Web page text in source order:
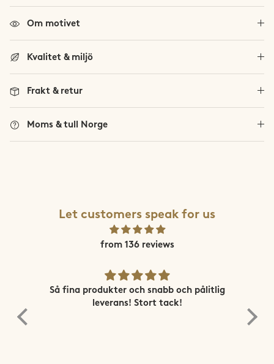
Se alla norska fjäll
Viglen
Om motivet
Kvalitet & miljö
Frakt & retur
Moms & tull Norge
Let customers speak for us
from 136 reviews
Så fina produkter och snabb och pålitlig
leverans! Stort tack!